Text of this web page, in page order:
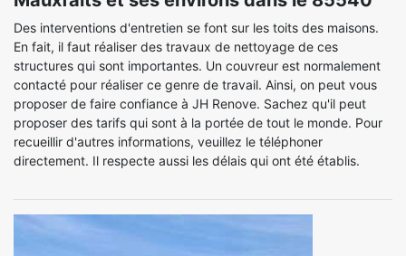
Des interventions d'entretien se font sur les toits des maisons.
En fait, il faut réaliser des travaux de nettoyage de ces
structures qui sont importantes. Un couvreur est normalement
contacté pour réaliser ce genre de travail. Ainsi, on peut vous
proposer de faire confiance à JH Renove. Sachez qu'il peut
proposer des tarifs qui sont à la portée de tout le monde. Pour
recueillir d'autres informations, veuillez le téléphoner
directement. Il respecte aussi les délais qui ont été établis.